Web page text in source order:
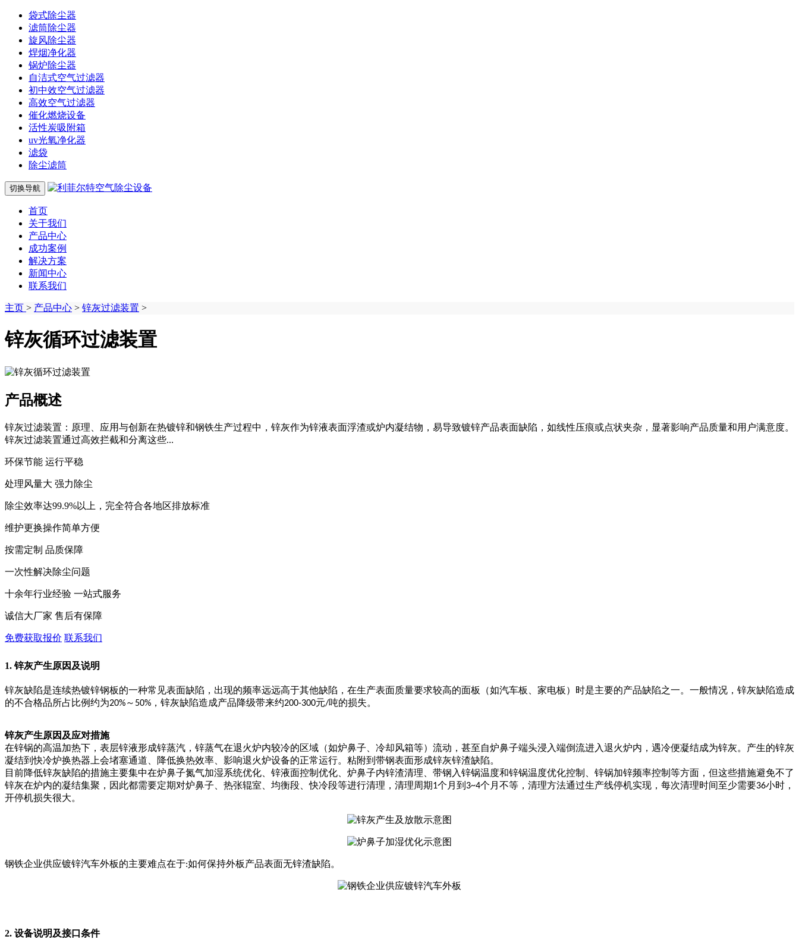
袋式除尘器
滤筒除尘器
旋风除尘器
焊烟净化器
锅炉除尘器
自洁式空气过滤器
初中效空气过滤器
高效空气过滤器
催化燃烧设备
活性炭吸附箱
uv光氧净化器
滤袋
除尘滤筒
切换导航
首页
关于我们
产品中心
成功案例
解决方案
新闻中心
联系我们
主页 > 产品中心 > 锌灰过滤装置 >
锌灰循环过滤装置
产品概述
锌灰过滤装置：原理、应用与创新在热镀锌和钢铁生产过程中，锌灰作为锌液表面浮渣或炉内凝结物，易导致镀锌产品表面缺陷，如线性压痕或点状夹杂，显著影响产品质量和用户满意度。
锌灰过滤装置通过高效拦截和分离这些...
环保节能 运行平稳
处理风量大 强力除尘
除尘效率达99.9%以上，完全符合各地区排放标准
维护更换操作简单方便
按需定制 品质保障
一次性解决除尘问题
十余年行业经验 一站式服务
诚信大厂家 售后有保障
免费获取报价 联系我们
1. 锌灰产生原因及说明
锌灰缺陷是连续热镀锌钢板的一种常见表面缺陷，出现的频率远远高于其他缺陷，在生产表面质量要求较高的面板（如汽车板、家电板）时是主要的产品缺陷之一。一般情况，锌灰缺陷造成
的不合格品所占比例约为20%～ 50% ，锌灰缺陷造成产品降级带来约200-300元/吨的损失。
锌灰产生原因及应对措施
在锌锅的高温加热下，表层锌液形成锌蒸汽，锌蒸气在退火炉内较冷的区域（如炉鼻子、冷却风箱等）流动，甚至自炉鼻子端头浸入端倒流进入退火炉内，遇冷便凝结成为锌灰。产生的锌灰
凝结到快冷炉换热器上会堵塞通道、降低换热效率、影响退火炉设备的正常运行。粘附到带钢表面形成锌灰锌渣缺陷。
目前降低锌灰缺陷的措施主要集中在炉鼻子氮气加湿系统优化、锌液面控制优化、炉鼻子内锌渣清理、带钢入锌锅温度和锌锅温度优化控制、锌锅加锌频率控制等方面，但这些措施避免不了
锌灰在炉内的凝结集聚，因此都需要定期对炉鼻子、热张辊室、均衡段、快冷段等进行清理，清理周期1个月到 3~4个月不等，清理方法通过生产线停机实现，每次清理时间至少需要36小时，
开停机损失很大。
钢铁企业供应镀锌汽车外板的主要难点在于:如何保持外板产品表面无锌渣缺陷。
2. 设备说明及接口条件